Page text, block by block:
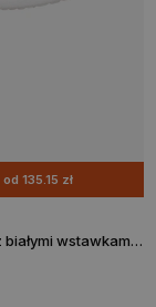
od 135.15 zł
Czarne sneakersy dziecięce z białymi wstawkami BARTEK 87003-10